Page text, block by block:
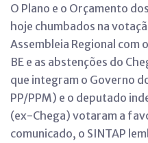
O Plano e o Orçamento
hoje chumbados na
Assembleia Regional com
BE e as abstenções do
que integram o Governo
PP/PPM) e o deputado
(ex-Chega) votaram a
comunicado, o SINTAP